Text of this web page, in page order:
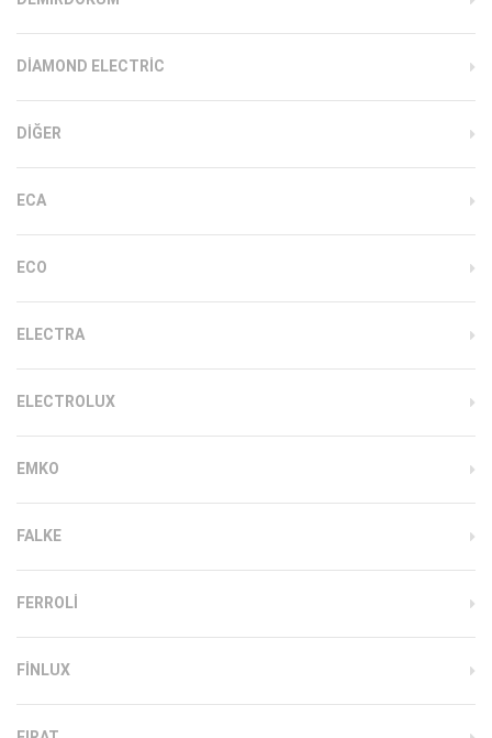
DIAMOND ELECTRIC
DIĞER
ECA
ECO
ELECTRA
ELECTROLUX
EMKO
FALKE
FERROLI
FINLUX